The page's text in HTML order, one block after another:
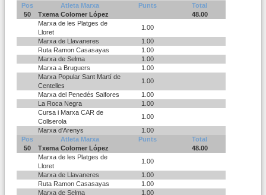
Pos
Atleta Marxa Punts
Total
50
Txema Colomer López
48.00
Marxa de les Platges de
Lloret
1.00
Marxa de Llavaneres
1.00
Ruta Ramon Casasayas
1.00
Marxa de Selma
1.00
Marxa a Bruguers
1.00
Marxa Popular Sant Martí de
Centelles
1.00
Marxa del Penedés Saifores
1.00
La Roca Negra
1.00
Cursa i Marxa CAR de
Collserola
1.00
Marxa d'Arenys
1.00
Pos
Atleta Marxa Punts
Total
50
Txema Colomer López
48.00
Marxa de les Platges de
Lloret
1.00
Marxa de Llavaneres
1.00
Ruta Ramon Casasayas
1.00
Marxa de Selma
1.00